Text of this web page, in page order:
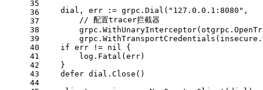
35
36
37
38
39
40
41
42
43
44
    dial, err := grpc.Dial(
"127.0.0.1:8080" ,
// 配置tracer拦截器
if err != nil
{
        log.Fatal(err)
    }
defer dial.Close()